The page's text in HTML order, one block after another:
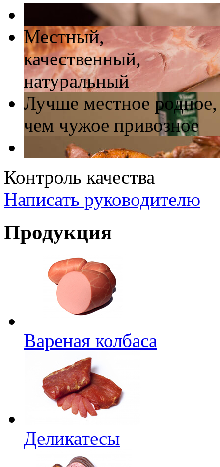
Местный,
качественный,
натуральный
Лучше местное родное,
чем чужое привозное
Контроль качества
Написать руководителю
Продукция
Вареная колбаса
Деликатесы